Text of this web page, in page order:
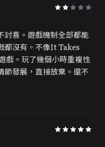
討喜。遊戲機制全部都能
都沒有。不像It Takes
戲。玩了幾個小時重複性
節發展，直接放棄。還不